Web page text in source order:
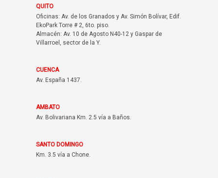
QUITO
Oficinas: Av. de los Granados y Av. Simón Bolívar, Edif.
EkoPark Torre # 2, 6to. piso.
Almacén: Av. 10 de Agosto N40-12 y Gaspar de
Villarroel, sector de la Y.
CUENCA
Av. España 1437.
AMBATO
Av. Bolivariana Km. 2.5 vía a Baños.
SANTO DOMINGO
Km. 3.5 vía a Chone.